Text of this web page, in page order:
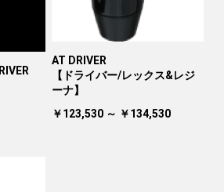
AT DRIVER
【ドライバー/レックス&レジ
ーナ】
￥123,530 ～ ￥134,530